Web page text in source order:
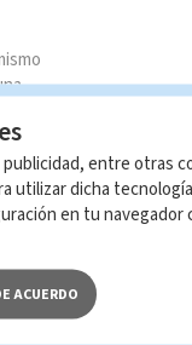
entre otras
utilizar dicha
en tu navegador
ACUERDO